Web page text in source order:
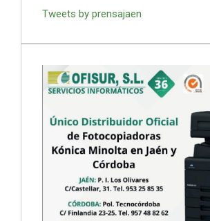
Tweets by prensajaen